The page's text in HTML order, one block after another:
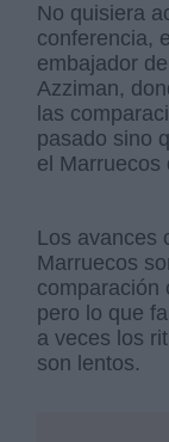
No quisiera
conferencia,
embajador
Azziman,
las
pasado sino
el Marruecos
Los avances
Marruecos
comparación
pero lo que
a veces los
son lentos.